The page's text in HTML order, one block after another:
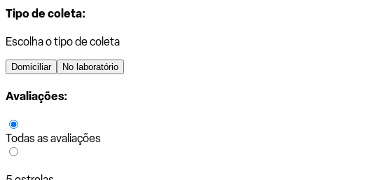
Tipo de coleta:
Escolha o tipo de coleta
Domiciliar No laboratório
Avaliações:
Todas as avaliações